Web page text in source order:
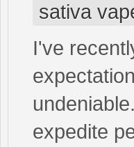
sativa
I've
expedite